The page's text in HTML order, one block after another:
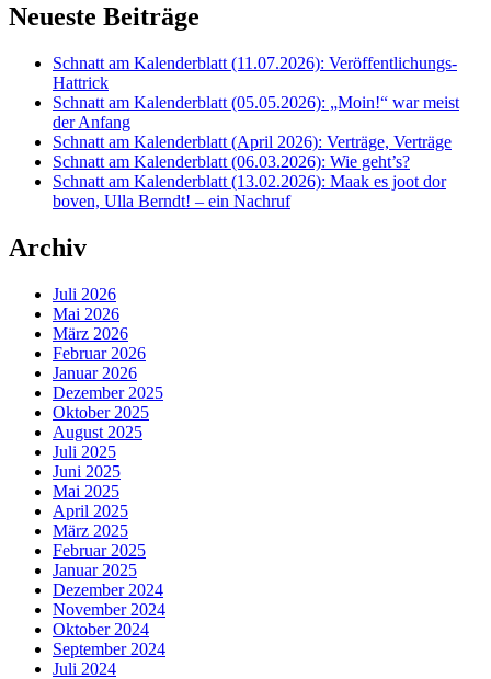
Neueste Beiträge
Schnatt am Kalenderblatt (11.07.2026): Veröffentlichungs-
Hattrick
Schnatt am Kalenderblatt (05.05.2026): „Moin!“ war meist
der Anfang
Schnatt am Kalenderblatt (April 2026): Verträge, Verträge
Schnatt am Kalenderblatt (06.03.2026): Wie geht’s?
Schnatt am Kalenderblatt (13.02.2026): Maak es joot dor
boven, Ulla Berndt! – ein Nachruf
Archiv
Juli 2026
Mai 2026
März 2026
Februar 2026
Januar 2026
Dezember 2025
Oktober 2025
August 2025
Juli 2025
Juni 2025
Mai 2025
April 2025
März 2025
Februar 2025
Januar 2025
Dezember 2024
November 2024
Oktober 2024
September 2024
Juli 2024